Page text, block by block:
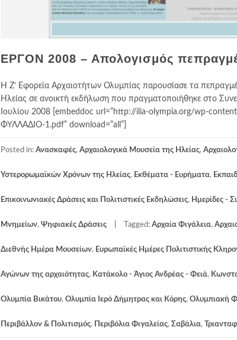
ΕΡΓΟΝ 2008 – Απολογισμός
Η Ζ’ Εφορεία Αρχαιοτήτων Ολυμπίας παρουσίασε τα
Ηλείας σε ανοικτή εκδήλωση που πραγματοποιήθηκε στο
Ιουλίου 2008 [embeddoc url=”http://ilia-olympia.org/wp-
ΦΥΛΛΑΔΙΟ-1.pdf” download=”all”]
Posted in: Ανασκαφές, Αρχαιολογικά Μουσεία της Ηλείας,
Υστερορωμαϊκών Χρόνων της Ηλείας, Εκθέματα - Ευρήματα,
Επικοινωνιακές Δράσεις και Πολιτιστικές Εκδηλώσεις, Ημερίδες -
Μνημείων, Ψηφιακές Δράσεις Tagged: Αρχαία Φιγάλεια,
Διεθνής Ημέρα Μουσείων, Ευρωπαϊκές Ημέρες Πολιτιστικής
Αγώνων της αρχαιότητας, Κατάκολο - Άγιος Ανδρέας - Φειά,
Ολυμπία Βικάτου, Ολυμπία Ιερό Δήμητρας και Κόρης, Ολυμπιακή
Περιβάλλον & Πολιτισμός, Περιβόλια Φιγαλείας, Σαβάλια,